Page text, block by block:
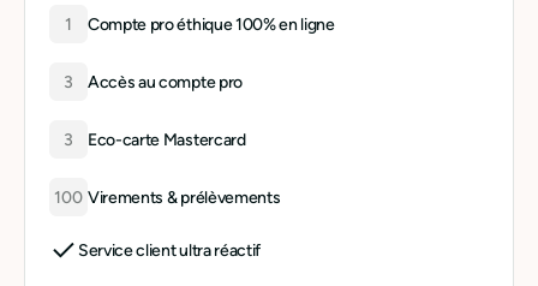
1 Compte pro éthique 100% en ligne
3 Accès au compte pro
3 Eco-carte Mastercard
100 Virements & prélèvements
Service client ultra réactif